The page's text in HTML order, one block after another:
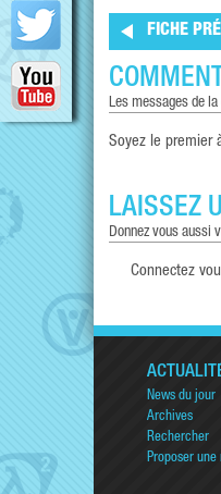
FICHE
les messages de
Soyez le premier
LAISSEZ
donnez vous aussi
Connectez
News du jour
Archives
Rechercher
Proposer une